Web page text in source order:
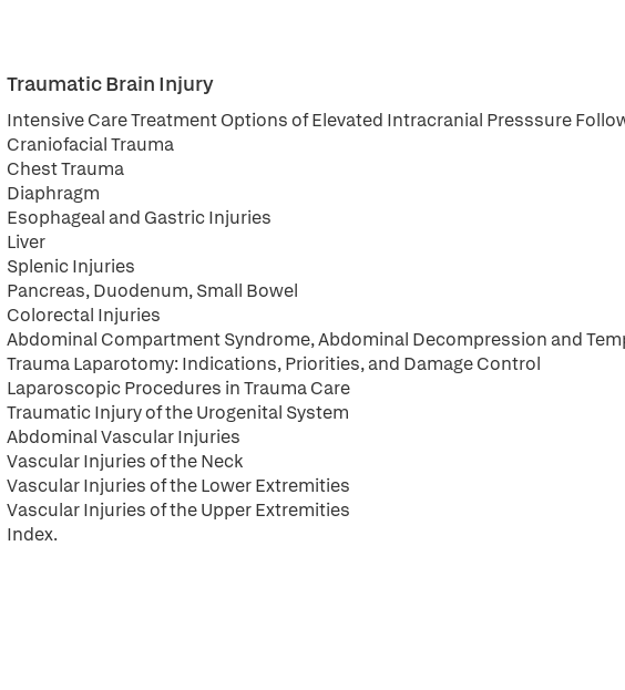
Traumatic Brain Injury
Intensive Care Treatment Options of Elevated Intracranial Presssure
Craniofacial Trauma
Chest Trauma
Diaphragm
Esophageal and Gastric Injuries
Liver
Splenic Injuries
Pancreas, Duodenum, Small Bowel
Colorectal Injuries
Abdominal Compartment Syndrome, Abdominal Decompression and
Trauma Laparotomy: Indications, Priorities, and Damage Control
Laparoscopic Procedures in Trauma Care
Traumatic Injury of the Urogenital System
Abdominal Vascular Injuries
Vascular Injuries of the Neck
Vascular Injuries of the Lower Extremities
Vascular Injuries of the Upper Extremities
Index.